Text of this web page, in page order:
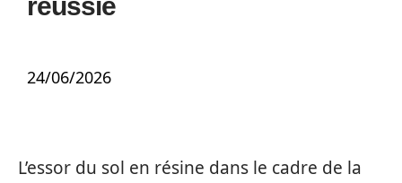
24/06/2026
L’essor du sol en résine dans le cadre de la